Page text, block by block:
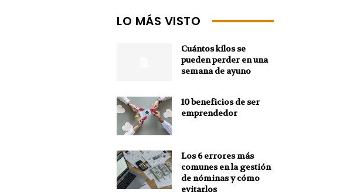
LO MÁS VISTO
Cuántos kilos se
pueden perder en una
semana de ayuno
10 beneficios de ser
emprendedor
Los 6 errores más
comunes en la gestión
de nóminas y cómo
evitarlos